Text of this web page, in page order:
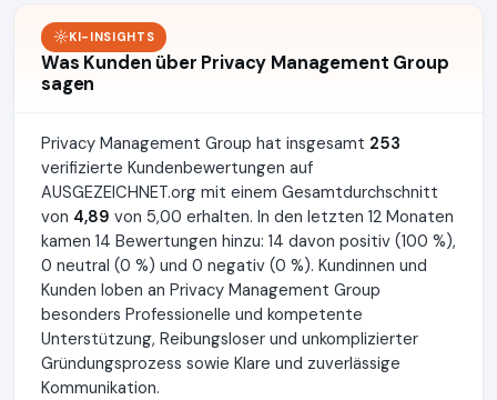
KI-INSIGHTS
Was Kunden über Privacy Management Group
sagen
Privacy Management Group hat insgesamt 253
verifizierte Kundenbewertungen auf
AUSGEZEICHNET.org mit einem Gesamtdurchschnitt
von 4,89 von 5,00 erhalten. In den letzten 12 Monaten
kamen 14 Bewertungen hinzu: 14 davon positiv (100 %),
0 neutral (0 %) und 0 negativ (0 %). Kundinnen und
Kunden loben an Privacy Management Group
besonders Professionelle und kompetente
Unterstützung, Reibungsloser und unkomplizierter
Gründungsprozess sowie Klare und zuverlässige
Kommunikation.